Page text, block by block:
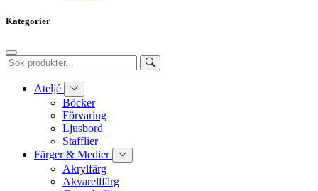
Kategorier
Ateljé
Böcker
Förvaring
Ljusbord
Stafflier
Färger & Medier
Akrylfärg
Akvarellfärg